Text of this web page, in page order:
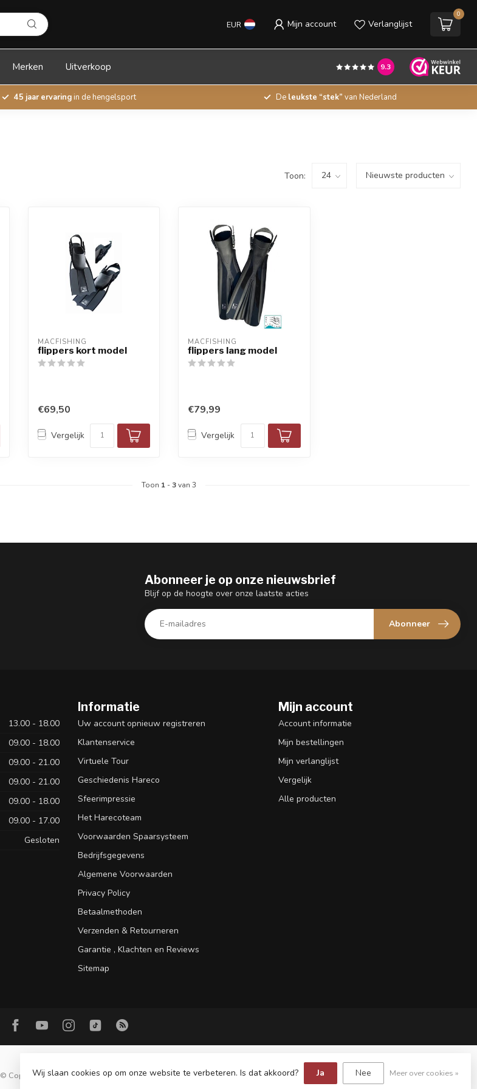
EUR Mijn account Verlanglijst
0
Merken Uitverkoop 9.3
45 jaar ervaringin de hengelsport Deleukste “stek” van Nederland
Toon:
MACFISHING
flippers kort model
€69,50
Vergelijk
MACFISHING
flippers lang model
€79,99
Vergelijk
Toon 1 -3van 3
Abonneer je op onze nieuwsbrief
Blijf op de hoogte over onze laatste acties
Abonneer
13.00 - 18.00
09.00 - 18.00
09.00 - 21.00
09.00 - 21.00
09.00 - 18.00
09.00 - 17.00
Gesloten
Informatie
Uw account opnieuw registreren
Klantenservice
Virtuele Tour
Geschiedenis Hareco
Sfeerimpressie
Het Harecoteam
Voorwaarden Spaarsysteem
Bedrijfsgegevens
Algemene Voorwaarden
Privacy Policy
Betaalmethoden
Verzenden & Retourneren
Garantie , Klachten en Reviews
Sitemap
Mijn account
Account informatie
Mijn bestellingen
Mijn verlanglijst
Vergelijk
Alle producten
© Copyright 2026 Hareco Hengelsport
Wij slaan cookies op om onze website te verbeteren. Is dat akkoord? Ja Nee Meer over cookies »